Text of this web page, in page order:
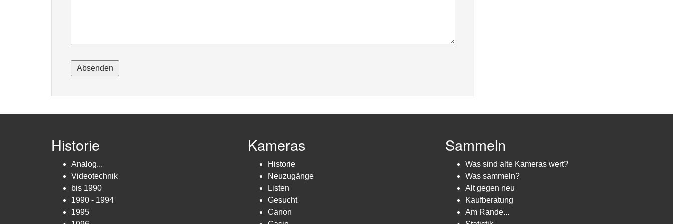
Historie
Analog...
Videotechnik
bis 1990
1990 - 1994
1995
Kameras
Historie
Neuzugänge
Listen
Gesucht
Canon
Sammeln
Was sind alte Kameras wert?
Was sammeln?
Alt gegen neu
Kaufberatung
Am Rande...